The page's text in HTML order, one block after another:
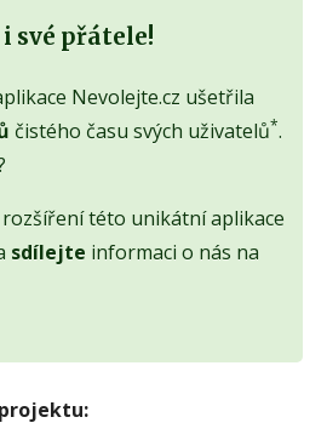
své přátele!
Nevolejte.cz ušetřila
čistého času svých uživatelů*.
této unikátní aplikace
sdílejte informaci o nás na